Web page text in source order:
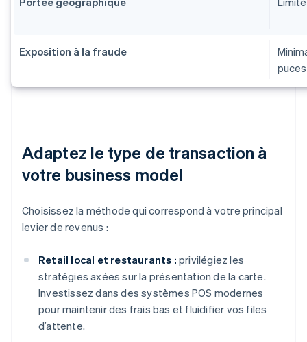
Exposition à la fraude
Adaptez le type de transaction à
votre business model
Choisissez la méthode qui correspond à votre principal
levier de revenus :
Retail local et restaurants : privilégiez les
stratégies axées sur la présentation de la carte.
Investissez dans des systèmes POS modernes
pour maintenir des frais bas et fluidifier vos files
d’attente.